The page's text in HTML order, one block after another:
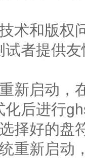
术和版权
者提供
新启动，
后进行
择好的盘
重新启动